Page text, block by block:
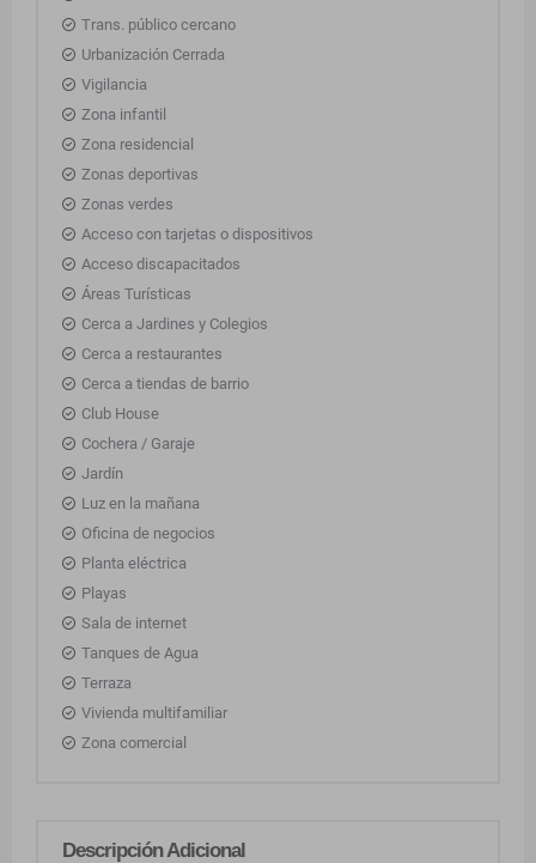
Trans. público cercano
Urbanización Cerrada
Vigilancia
Zona infantil
Zona residencial
Zonas deportivas
Zonas verdes
Acceso con tarjetas o dispositivos
Acceso discapacitados
Áreas Turísticas
Cerca a Jardines y Colegios
Cerca a restaurantes
Cerca a tiendas de barrio
Club House
Cochera / Garaje
Jardín
Luz en la mañana
Oficina de negocios
Planta eléctrica
Playas
Sala de internet
Tanques de Agua
Terraza
Vivienda multifamiliar
Zona comercial
Descripción Adicional